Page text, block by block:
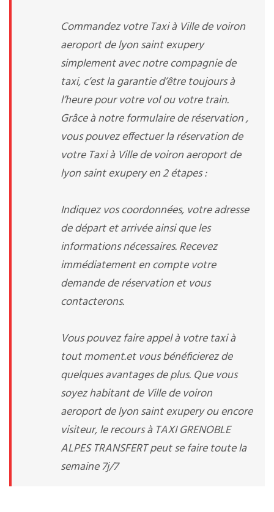
Commandez votre Taxi à Ville de voiron
aeroport de lyon saint exupery
simplement avec notre compagnie de
taxi, c’est la garantie d’être toujours à
l’heure pour votre vol ou votre train.
Grâce à notre formulaire de réservation ,
vous pouvez effectuer la réservation de
votre Taxi à Ville de voiron aeroport de
lyon saint exupery en 2 étapes :
Indiquez vos coordonnées, votre adresse
de départ et arrivée ainsi que les
informations nécessaires. Recevez
immédiatement en compte votre
demande de réservation et vous
contacterons.
Vous pouvez faire appel à votre taxi à
tout moment.et vous bénéficierez de
quelques avantages de plus. Que vous
soyez habitant de Ville de voiron
aeroport de lyon saint exupery ou encore
visiteur, le recours à TAXI GRENOBLE
ALPES TRANSFERT peut se faire toute la
semaine 7j/7